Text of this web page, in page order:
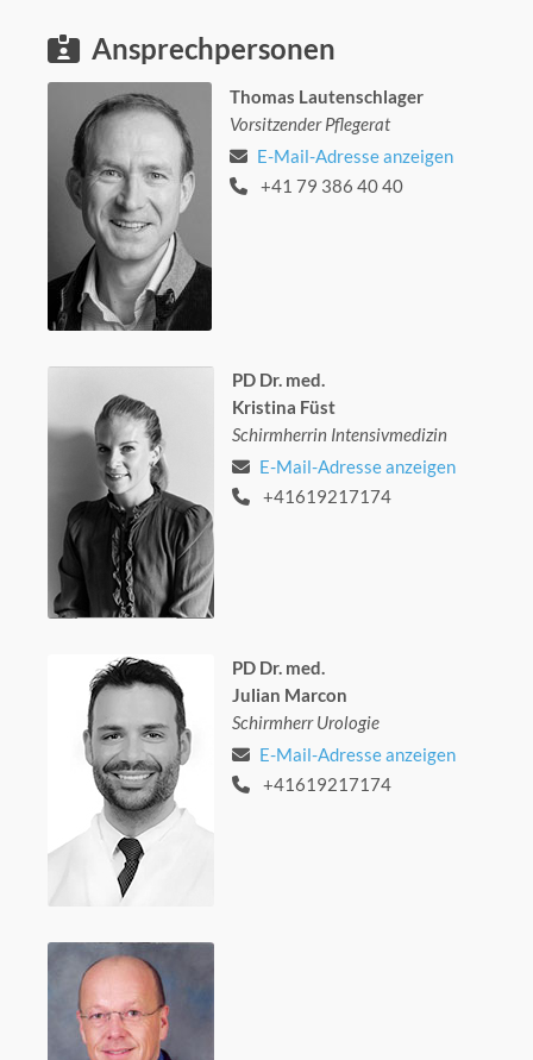
Ansprechpersonen
Thomas Lautenschlager
Vorsitzender Pflegerat
E-Mail-Adresse anzeigen
+41 79 386 40 40
PD Dr. med.
Kristina Füst
Schirmherrin Intensivmedizin
E-Mail-Adresse anzeigen
+41619217174
PD Dr. med.
Julian Marcon
Schirmherr Urologie
E-Mail-Adresse anzeigen
+41619217174